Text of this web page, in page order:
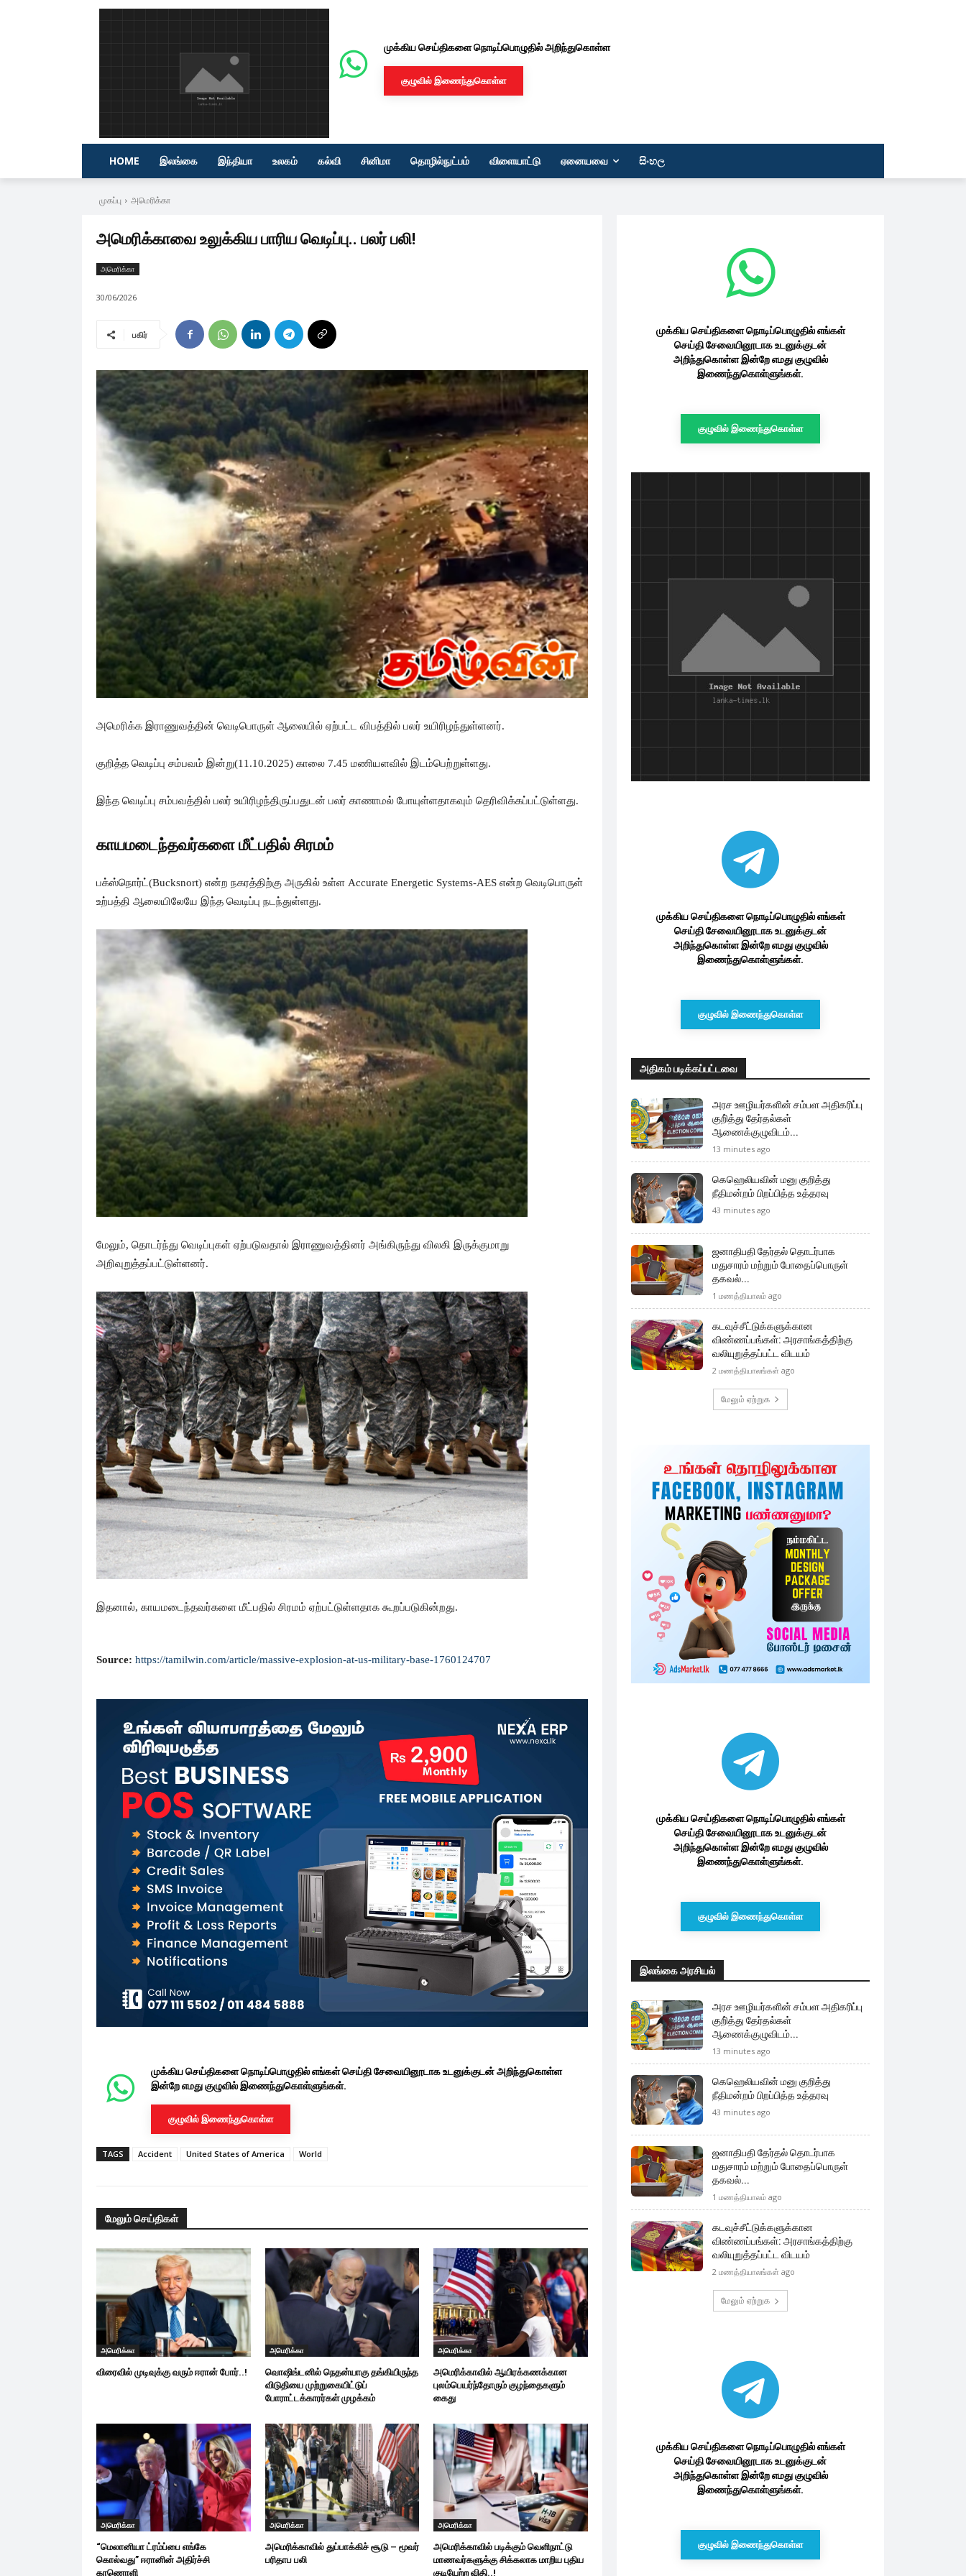
முக்கிய செய்திகளை நொடிப்பொழுதில் அறிந்துகொள்ள
குழுவில் இணைந்துகொள்ள
HOME இலங்கை இந்தியா உலகம் கல்வி சினிமா தொழில்நுட்பம் விளையாட்டு ஏனையவை සිංහල
முகப்பு அமெரிக்கா
அமெரிக்காவை உலுக்கிய பாரிய வெடிப்பு.. பலர் பலி!
அமெரிக்கா
30/06/2026
பகிர்
அமெரிக்க இராணுவத்தின் வெடிபொருள் ஆலையில் ஏற்பட்ட விபத்தில் பலர் உயிரிழந்துள்ளனர்.
குறித்த வெடிப்பு சம்பவம் இன்று(11.10.2025) காலை 7.45 மணியளவில் இடம்பெற்றுள்ளது.
இந்த வெடிப்பு சம்பவத்தில் பலர் உயிரிழந்திருப்பதுடன் பலர் காணாமல் போயுள்ளதாகவும் தெரிவிக்கப்பட்டுள்ளது.
காயமடைந்தவர்களை மீட்பதில் சிரமம்
பக்ஸ்நொர்ட்(Bucksnort) என்ற நகரத்திற்கு அருகில் உள்ள Accurate Energetic Systems-AES என்ற வெடிபொருள்
உற்பத்தி ஆலையிலேயே இந்த வெடிப்பு நடந்துள்ளது.
மேலும், தொடர்ந்து வெடிப்புகள் ஏற்படுவதால் இராணுவத்தினர் அங்கிருந்து விலகி இருக்குமாறு
அறிவுறுத்தப்பட்டுள்ளனர்.
இதனால், காயமடைந்தவர்களை மீட்பதில் சிரமம் ஏற்பட்டுள்ளதாக கூறப்படுகின்றது.
Source: https://tamilwin.com/article/massive-explosion-at-us-military-base-1760124707
முக்கிய செய்திகளை நொடிப்பொழுதில் எங்கள் செய்தி சேவையினூடாக உடனுக்குடன் அறிந்துகொள்ள
இன்றே எமது குழுவில் இணைந்துகொள்ளுங்கள்.
குழுவில் இணைந்துகொள்ள
TAGS Accident United States of America World
மேலும் செய்திகள்
அமெரிக்கா
விரைவில் முடிவுக்கு வரும் ஈரான் போர்..!
அமெரிக்கா
வொஷிங்டனில் நெதன்யாகு தங்கியிருந்த
விடுதியை முற்றுகையிட்டுப்
போராட்டக்காரர்கள் முழக்கம்
அமெரிக்கா
அமெரிக்காவில் ஆயிரக்கணக்கான
புலம்பெயர்ந்தோரும் குழந்தைகளும்
கைது
அமெரிக்கா
“மெலானியா ட்ரம்ப்பை எங்கே
கொல்வது” ஈரானின் அதிர்ச்சி
காணொளி
அமெரிக்கா
அமெரிக்காவில் துப்பாக்கிச் சூடு – மூவர்
பரிதாப பலி
அமெரிக்கா
அமெரிக்காவில் படிக்கும் வெளிநாட்டு
மாணவர்களுக்கு சிக்கலாக மாறிய புதிய
குடியேற்ற விதி..!
முக்கிய செய்திகளை நொடிப்பொழுதில் எங்கள்
செய்தி சேவையினூடாக உடனுக்குடன்
அறிந்துகொள்ள இன்றே எமது குழுவில்
இணைந்துகொள்ளுங்கள்.
குழுவில் இணைந்துகொள்ள
முக்கிய செய்திகளை நொடிப்பொழுதில் எங்கள்
செய்தி சேவையினூடாக உடனுக்குடன்
அறிந்துகொள்ள இன்றே எமது குழுவில்
இணைந்துகொள்ளுங்கள்.
குழுவில் இணைந்துகொள்ள
அதிகம் படிக்கப்பட்டவை
அரச ஊழியர்களின் சம்பள அதிகரிப்பு
குறி்த்து தேர்தல்கள்
ஆணைக்குழுவிடம்...
13 minutes ago
கெஹெலியவின் மனு குறித்து
நீதிமன்றம் பிறப்பித்த உத்தரவு
43 minutes ago
ஜனாதிபதி தேர்தல் தொடர்பாக
மதுசாரம் மற்றும் போதைப்பொருள்
தகவல்...
1 மணத்தியாலம் ago
கடவுச்சீட்டுக்களுக்கான
விண்ணப்பங்கள்: அரசாங்கத்திற்கு
வலியுறுத்தப்பட்ட விடயம்
2 மணத்தியாலங்கள் ago
மேலும் ஏற்றுக
முக்கிய செய்திகளை நொடிப்பொழுதில் எங்கள்
செய்தி சேவையினூடாக உடனுக்குடன்
அறிந்துகொள்ள இன்றே எமது குழுவில்
இணைந்துகொள்ளுங்கள்.
குழுவில் இணைந்துகொள்ள
இலங்கை அரசியல்
அரச ஊழியர்களின் சம்பள அதிகரிப்பு
குறி்த்து தேர்தல்கள்
ஆணைக்குழுவிடம்...
13 minutes ago
கெஹெலியவின் மனு குறித்து
நீதிமன்றம் பிறப்பித்த உத்தரவு
43 minutes ago
ஜனாதிபதி தேர்தல் தொடர்பாக
மதுசாரம் மற்றும் போதைப்பொருள்
தகவல்...
1 மணத்தியாலம் ago
கடவுச்சீட்டுக்களுக்கான
விண்ணப்பங்கள்: அரசாங்கத்திற்கு
வலியுறுத்தப்பட்ட விடயம்
2 மணத்தியாலங்கள் ago
மேலும் ஏற்றுக
முக்கிய செய்திகளை நொடிப்பொழுதில் எங்கள்
செய்தி சேவையினூடாக உடனுக்குடன்
அறிந்துகொள்ள இன்றே எமது குழுவில்
இணைந்துகொள்ளுங்கள்.
குழுவில் இணைந்துகொள்ள